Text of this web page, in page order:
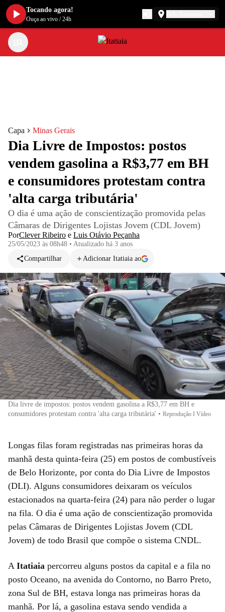
Capa Minas Gerais
Dia Livre de Impostos: postos
vendem gasolina a R$3,77 em BH
e consumidores protestam contra
'alta carga tributária'
O dia é uma ação de conscientização promovida pelas
Câmaras de Dirigentes Lojistas Jovem (CDL Jovem)
PorClever Ribeiro e Luis Otávio Peçanha
25/05/2023 às 08h48 • Atualizado há 3 anos
Compartilhar
Adicionar Itatiaia ao
Dia livre de impostos: postos vendem gasolina a R$3,77 em BH e
consumidores protestam contra 'alta carga tributária' • Reprodução I Vídeo
Longas filas foram registradas nas primeiras horas da
manhã desta quinta-feira (25) em postos de combustíveis
de Belo Horizonte, por conta do Dia Livre de Impostos
(DLI). Alguns consumidores deixaram os veículos
estacionados na quarta-feira (24) para não perder o lugar
na fila. O dia é uma ação de conscientização promovida
pelas Câmaras de Dirigentes Lojistas Jovem (CDL
Jovem) de todo Brasil que compõe o sistema CNDL.
A Itatiaia percorreu alguns postos da capital e a fila no
posto Oceano, na avenida do Contorno, no Barro Preto,
zona Sul de BH, estava longa nas primeiras horas da
manhã. Por lá, a gasolina estava sendo vendida a
Tocando agora!
Ouça ao vivo /24h